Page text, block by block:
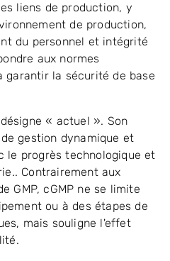
liens de production, y
de production,
du personnel et intégrité
aux normes
garantir la sécurité de base
« actuel ». Son
gestion dynamique et
le progrès technologique et
Contrairement aux
GMP, cGMP ne se limite
ou à des étapes de
mais souligne l'effet